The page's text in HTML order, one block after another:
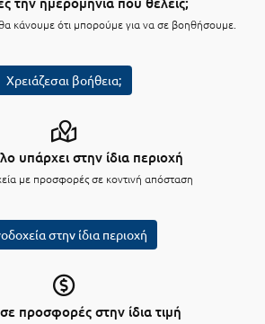
θα κάνουμε ότι μπορούμε για να σε βοηθήσουμε.
Χρειάζεσαι βοήθεια;
υπάρχει στην ίδια περιοχή
με προσφορές σε κοντινή απόσταση
στην ίδια περιοχή
προσφορές στην ίδια τιμή